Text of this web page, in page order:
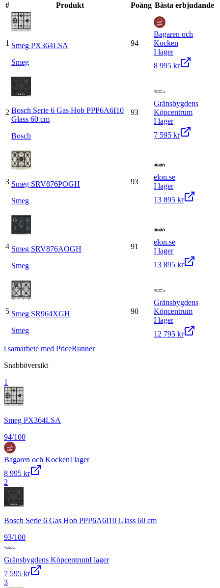
# Produkt Poäng Bästa erbjudande
1 Smeg PX364LSA
Smeg
94
Bagaren och
Kocken
I lager
8 995 kr
2 Bosch Serie 6 Gas Hob PPP6A6I10
Glass 60 cm
Bosch
93
Gränsbygdens
Köpcentrum
I lager
7 595 kr
3 Smeg SRV876POGH
Smeg
93
elon.se
I lager
13 895 kr
4 Smeg SRV876AOGH
Smeg
91
elon.se
I lager
13 895 kr
5 Smeg SR964XGH
Smeg
90
Gränsbygdens
Köpcentrum
I lager
12 795 kr
i samarbete med PriceRunner
Snabböversikt
1
Smeg PX364LSA
94/100
Bagaren och KockenI lager
8 995 kr
2
Bosch Serie 6 Gas Hob PPP6A6I10 Glass 60 cm
93/100
Gränsbygdens KöpcentrumI lager
7 595 kr
3